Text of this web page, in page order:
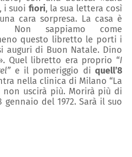
i suoi fiori, la sua lettera così
cara sorpresa. La casa è
Non sappiamo come
questo libretto le porti i
auguri di Buon Natale. Dino
Quel libretto era proprio “I
”e il pomeriggio di quell’8
nella clinica di Milano “La
non uscirà più. Morirà più di
gennaio del 1972. Sarà il suo